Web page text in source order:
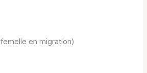
en migration)